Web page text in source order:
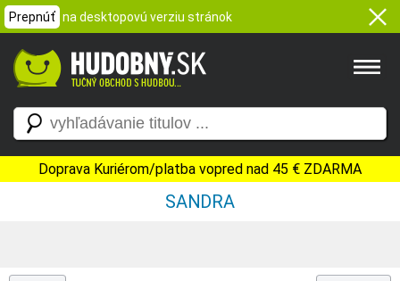
Prepnúť na desktopovú verziu stránok
Doprava Kuriérom/platba vopred nad 45 € ZDARMA
SANDRA